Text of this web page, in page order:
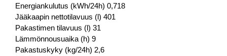
Energiankulutus (kWh/24h) 0,718
Jääkaapin nettotilavuus (l) 401
Pakastimen tilavuus (l) 31
Lämmönnousuaika (h) 9
Pakastuskyky (kg/24h) 2,6